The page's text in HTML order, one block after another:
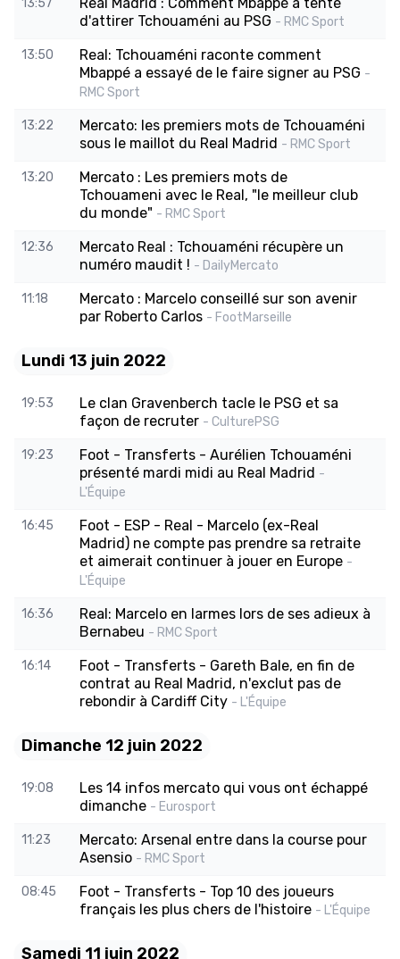
13:57
d'attirer Tchouaméni au PSG - RMC Sport
13:50
Real: Tchouaméni raconte comment
Mbappé a essayé de le faire signer au PSG -
RMC Sport
13:22
Mercato: les premiers mots de Tchouaméni
sous le maillot du Real Madrid - RMC Sport
13:20
Mercato : Les premiers mots de
Tchouameni avec le Real, "le meilleur club
du monde" - RMC Sport
12:36
Mercato Real : Tchouaméni récupère un
numéro maudit ! - DailyMercato
11:18
Mercato : Marcelo conseillé sur son avenir
par Roberto Carlos - FootMarseille
Lundi 13 juin 2022
19:53
Le clan Gravenberch tacle le PSG et sa
façon de recruter - CulturePSG
19:23
Foot - Transferts - Aurélien Tchouaméni
présenté mardi midi au Real Madrid -
L'Équipe
16:45
Foot - ESP - Real - Marcelo (ex-Real
Madrid) ne compte pas prendre sa retraite
et aimerait continuer à jouer en Europe -
L'Équipe
16:36
Real: Marcelo en larmes lors de ses adieux à
Bernabeu - RMC Sport
16:14
Foot - Transferts - Gareth Bale, en fin de
contrat au Real Madrid, n'exclut pas de
rebondir à Cardiff City - L'Équipe
Dimanche 12 juin 2022
19:08
Les 14 infos mercato qui vous ont échappé
dimanche - Eurosport
11:23
Mercato: Arsenal entre dans la course pour
Asensio - RMC Sport
08:45
Foot - Transferts - Top 10 des joueurs
français les plus chers de l'histoire - L'Équipe
Samedi 11 juin 2022